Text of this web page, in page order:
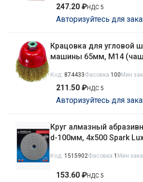
247.20 ₽НДС 5
Авторизуйтесь для
Крацовка для угловой
машины 65мм, М14 (чашка) из
Matrix 74603
Код: 874433Фасовка 100 Мин
211.50 ₽НДС 5
Авторизуйтесь для
Круг алмазный
d-100мм, 4х500 Spark
Код: 1515902Фасовка 1 Мин
153.60 ₽НДС 5